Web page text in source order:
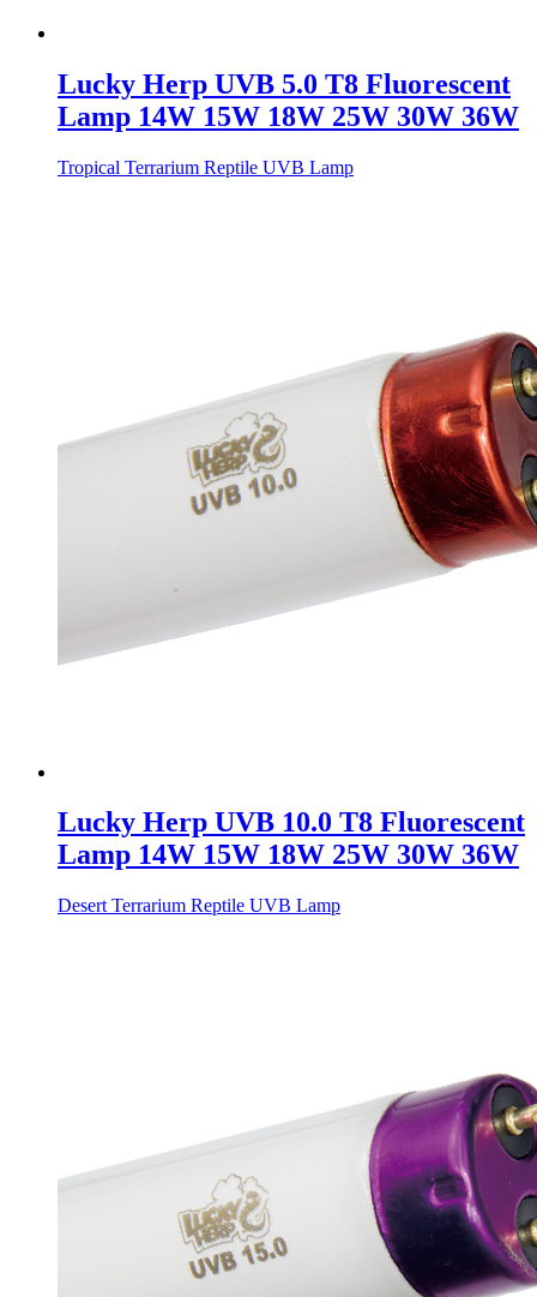
Lucky Herp UVB 5.0 T8 Fluorescent
Lamp 14W 15W 18W 25W 30W 36W
Tropical Terrarium Reptile UVB Lamp
Lucky Herp UVB 10.0 T8 Fluorescent
Lamp 14W 15W 18W 25W 30W 36W
Desert Terrarium Reptile UVB Lamp